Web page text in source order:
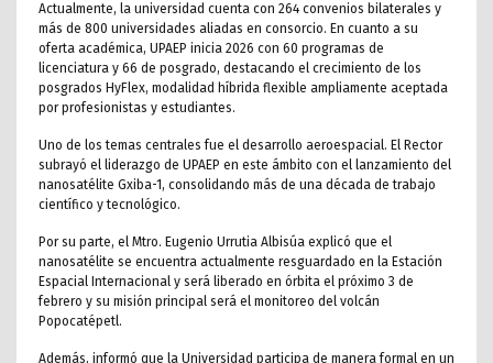
Actualmente, la universidad cuenta con 264 convenios bilaterales y
más de 800 universidades aliadas en consorcio. En cuanto a su
oferta académica, UPAEP inicia 2026 con 60 programas de
licenciatura y 66 de posgrado, destacando el crecimiento de los
posgrados HyFlex, modalidad híbrida flexible ampliamente aceptada
por profesionistas y estudiantes.
Uno de los temas centrales fue el desarrollo aeroespacial. El Rector
subrayó el liderazgo de UPAEP en este ámbito con el lanzamiento del
nanosatélite Gxiba-1, consolidando más de una década de trabajo
científico y tecnológico.
Por su parte, el Mtro. Eugenio Urrutia Albisúa explicó que el
nanosatélite se encuentra actualmente resguardado en la Estación
Espacial Internacional y será liberado en órbita el próximo 3 de
febrero y su misión principal será el monitoreo del volcán
Popocatépetl.
Además, informó que la Universidad participa de manera formal en un